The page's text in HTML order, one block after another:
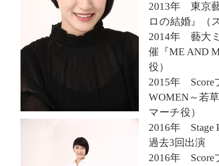
2013年 東京
ロの結婚』（
2014年 藝大
催『ME AND
役）
2015年 Score
WOMEN～若
マーチ役）
2016年 Stage
過去3回出演
2016年 Score